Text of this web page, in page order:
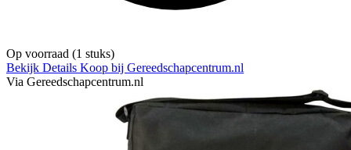
Op voorraad (1 stuks)
Bekijk Details Koop bij Gereedschapcentrum.nl
Via Gereedschapcentrum.nl